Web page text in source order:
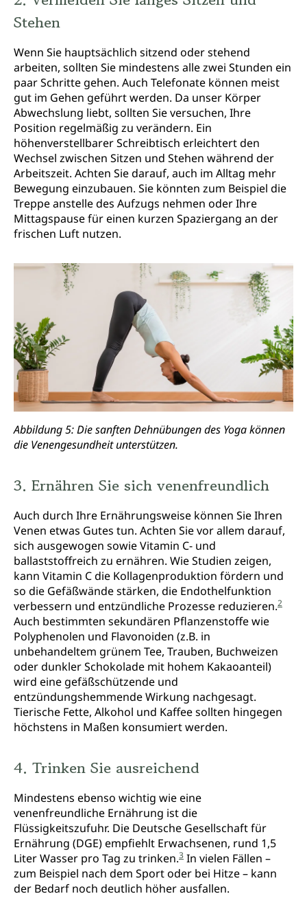
Stehen
Wenn Sie hauptsächlich sitzend oder stehend
arbeiten, sollten Sie mindestens alle zwei Stunden ein
paar Schritte gehen. Auch Telefonate können meist
gut im Gehen geführt werden. Da unser Körper
Abwechslung liebt, sollten Sie versuchen, Ihre
Position regelmäßig zu verändern. Ein
höhenverstellbarer Schreibtisch erleichtert den
Wechsel zwischen Sitzen und Stehen während der
Arbeitszeit. Achten Sie darauf, auch im Alltag mehr
Bewegung einzubauen. Sie könnten zum Beispiel die
Treppe anstelle des Aufzugs nehmen oder Ihre
Mittagspause für einen kurzen Spaziergang an der
frischen Luft nutzen.
Abbildung 5: Die sanften Dehnübungen des Yoga können
die Venengesundheit unterstützen.
3. Ernähren Sie sich venenfreundlich
Auch durch Ihre Ernährungsweise können Sie Ihren
Venen etwas Gutes tun. Achten Sie vor allem darauf,
sich ausgewogen sowie Vitamin C- und
ballaststoffreich zu ernähren. Wie Studien zeigen,
kann Vitamin C die Kollagenproduktion fördern und
so die Gefäßwände stärken, die Endothelfunktion
verbessern und entzündliche Prozesse reduzieren.2
Auch bestimmten sekundären Pflanzenstoffe wie
Polyphenolen und Flavonoiden (z.B. in
unbehandeltem grünem Tee, Trauben, Buchweizen
oder dunkler Schokolade mit hohem Kakaoanteil)
wird eine gefäßschützende und
entzündungshemmende Wirkung nachgesagt.
Tierische Fette, Alkohol und Kaffee sollten hingegen
höchstens in Maßen konsumiert werden.
4. Trinken Sie ausreichend
Mindestens ebenso wichtig wie eine
venenfreundliche Ernährung ist die
Flüssigkeitszufuhr. Die Deutsche Gesellschaft für
Ernährung (DGE) empfiehlt Erwachsenen, rund 1,5
Liter Wasser pro Tag zu trinken.3 In vielen Fällen –
zum Beispiel nach dem Sport oder bei Hitze – kann
der Bedarf noch deutlich höher ausfallen.